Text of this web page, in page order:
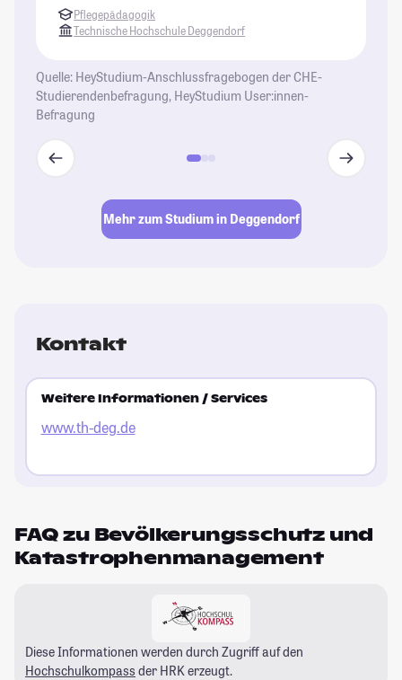
Pflegepädagogik
Technische Hochschule Deggendorf
Quelle: HeyStudium-Anschlussfragebogen der CHE-
Studierendenbefragung, HeyStudium User:innen-
Befragung
Mehr zum Studium in Deggendorf
Kontakt
Weitere Informationen / Services
www.th-deg.de
FAQ zu Bevölkerungsschutz und
Katastrophenmanagement
Diese Informationen werden durch Zugriff auf den
Hochschulkompass der HRK erzeugt.